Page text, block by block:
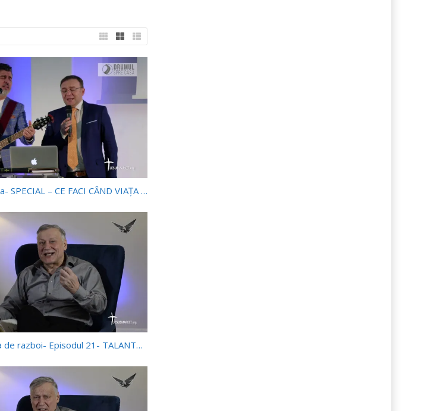
Drumul spre casa- SPECIAL – CE FACI CÂND VIAȚA NU ESTE CORECTA?
Viata ta ca prada de razboi- Episodul 21- TALANTUL MEU ȘI ÎMPĂRĂȚIA LUI DUMNEZEU